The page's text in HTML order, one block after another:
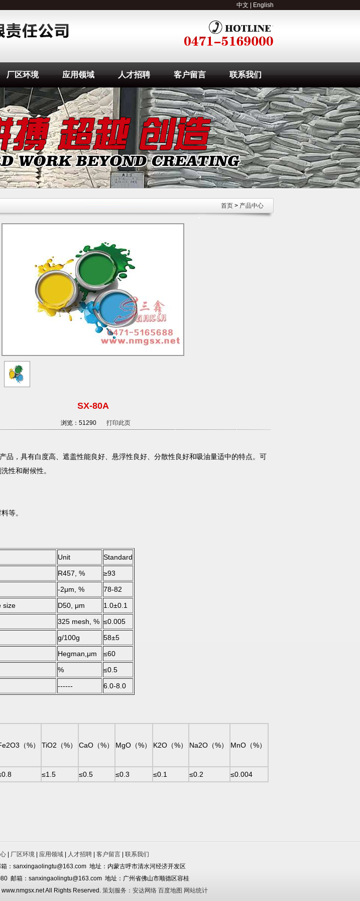
中文 English
厂区环境 应用领域 人才招聘 客户留言 联系我们
首页 > 产品中心
SX-80A
浏览：51290 打印此页
品，具有白度高、遮盖性能良好、悬浮性良好、分散性良好和吸油量适中的特点。可
性和耐候性。
等。
Unit
Standard
R457, %
≥93
-2μm, %
78-82
size
D50, μm
1.0±0.1
325 mesh, % ≤0.005
g/100g
58±5
Hegman,μm
≤60
%
≤0.5
------ 6.0-8.0
（%） TiO2（%） CaO（%） MgO（%） K2O（%） Na2O（%） MnO（%）
≤1.5 ≤0.5 ≤0.3 ≤0.1 ≤0.2 ≤0.004
厂区环境 应用领域 人才招聘 客户留言
联系我们
：sanxingaolingtu@163.com 地址：内蒙古呼市清水河经济开发区
邮箱：sanxingaolingtu@163.com 地址：广州省佛山市顺德区容桂
All Rights Reserved. 策划服务：安达网络 百度地图 网站统计